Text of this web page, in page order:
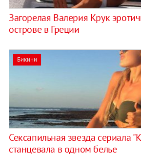
Загорелая Валерия Крук
острове в Греции
Бикини
Сексапильная звезда сериала
станцевала в одном белье